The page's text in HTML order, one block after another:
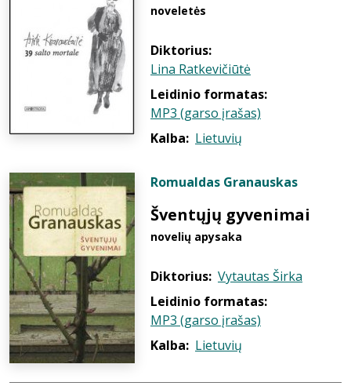
noveletės
Diktorius:
Lina Ratkevičiūtė
Leidinio formatas:
MP3 (garso įrašas)
Kalba: Lietuvių
Romualdas Granauskas
Šventųjų gyvenimai
novelių apysaka
Diktorius: Vytautas Širka
Leidinio formatas:
MP3 (garso įrašas)
Kalba: Lietuvių